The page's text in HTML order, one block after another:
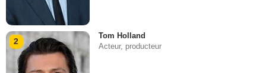
2
Tom Holland
Acteur, producteur